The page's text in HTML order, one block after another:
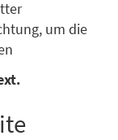
um die